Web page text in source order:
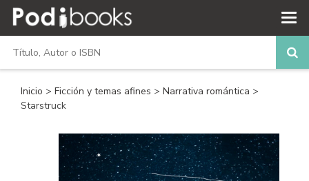
Inicio > Ficción y temas afines > Narrativa romántica >
Starstruck